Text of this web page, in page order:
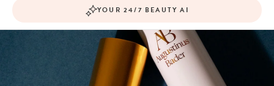
YOUR 24/7 BEAUTY AI